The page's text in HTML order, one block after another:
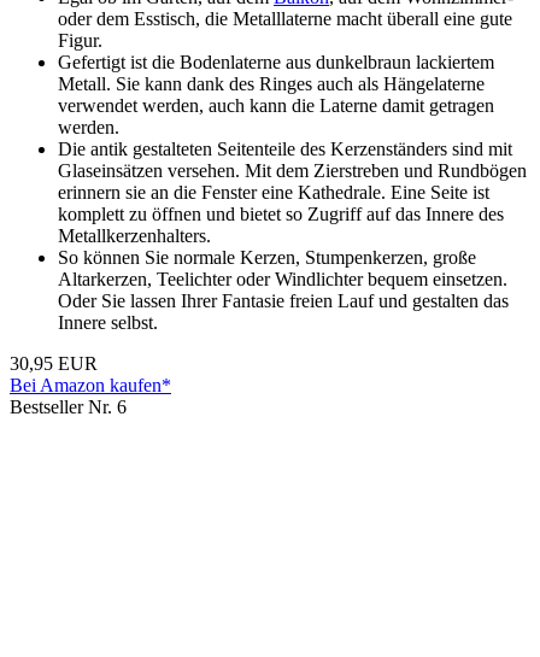
oder dem Esstisch, die Metalllaterne macht überall eine gute
Figur.
Gefertigt ist die Bodenlaterne aus dunkelbraun lackiertem
Metall. Sie kann dank des Ringes auch als Hängelaterne
verwendet werden, auch kann die Laterne damit getragen
werden.
Die antik gestalteten Seitenteile des Kerzenständers sind mit
Glaseinsätzen versehen. Mit dem Zierstreben und Rundbögen
erinnern sie an die Fenster eine Kathedrale. Eine Seite ist
komplett zu öffnen und bietet so Zugriff auf das Innere des
Metallkerzenhalters.
So können Sie normale Kerzen, Stumpenkerzen, große
Altarkerzen, Teelichter oder Windlichter bequem einsetzen.
Oder Sie lassen Ihrer Fantasie freien Lauf und gestalten das
Innere selbst.
30,95 EUR
Bei Amazon kaufen*
Bestseller Nr. 6